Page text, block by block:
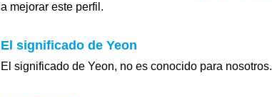
a mejorar este perfil.
El significado de Yeon
El significado de Yeon, no es conocido para nosotros.